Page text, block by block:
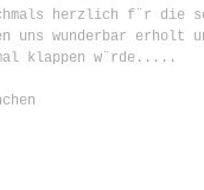
herzlich f¨r die
uns wunderbar erholt
klappen w¨rde.....